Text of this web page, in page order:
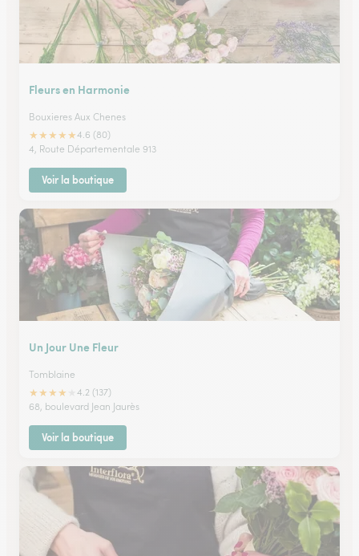
Fleurs en Harmonie
Bouxieres Aux Chenes
★★★★★4.6 (80)
4, Route Départementale 913
Voir la boutique
Un Jour Une Fleur
Tomblaine
★★★★
4.2 (137)
68, boulevard Jean Jaurès
Voir la boutique